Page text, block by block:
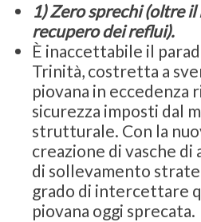
1)Zero sprechi (oltre il
recupero dei reflui).
È inaccettabile il
Trinità, costretta a
piovana in eccedenza
sicurezza imposti dal
strutturale. Con la
creazione di vasche di
di sollevamento
grado di intercettare
piovana oggi sprecata.